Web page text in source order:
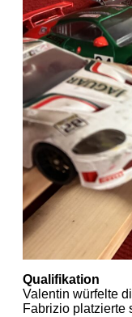
Qualifikation
Valentin würfelte
Fabrizio platzierte